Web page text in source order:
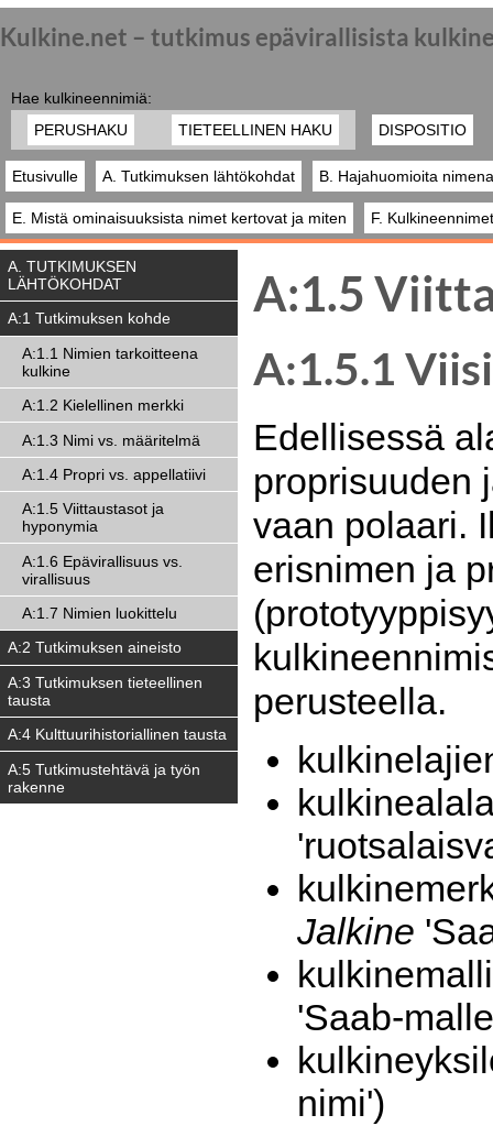
Kulkine.net – tutkimus epävirallisista
Hae kulkineennimiä:
PERUSHAKU
TIETEELLINEN HAKU DISPOSITIO
Etusivulle A. Tutkimuksen lähtökohdat B. Hajahuomioita
E. Mistä ominaisuuksista nimet kertovat ja miten F.
A. TUTKIMUKSEN
LÄHTÖKOHDAT
A:1 Tutkimuksen kohde
A:1.1 Nimien tarkoitteena
kulkine
A:1.2 Kielellinen merkki
A:1.3 Nimi vs. määritelmä
A:1.4 Propri vs. appellatiivi
A:1.5 Viittaustasot ja
hyponymia
A:1.6 Epävirallisuus vs.
virallisuus
A:1.7 Nimien luokittelu
A:2 Tutkimuksen aineisto
A:3 Tutkimuksen tieteellinen
tausta
A:4 Kulttuurihistoriallinen tausta
A:5 Tutkimustehtävä ja työn
rakenne
A:1.5
A:1.5.1
Edellisessä
proprisuuden
vaan polaari.
erisnimen ja
perusteella.
Jalkine
'Saab-
nimi')